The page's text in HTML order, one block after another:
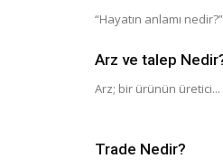
“Hayatın anlamı
Arz ve talep
Arz; bir ürünün üretici...
Trade Nedir?